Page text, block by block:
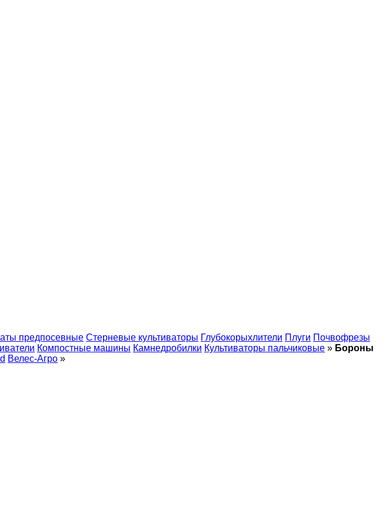
предпосевные Стерневые культиваторы Глубокорыхлители Плуги Почвофрезы
Компостные машины Камнедробилки Культиваторы пальчиковые » Бороны
Велес-Агро »